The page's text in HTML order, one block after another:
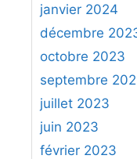
janvier 2024
décembre
octobre 2023
septembre
juillet 2023
juin 2023
février 2023